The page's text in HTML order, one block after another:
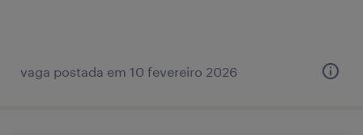
vaga postada em 10 fevereiro 2026